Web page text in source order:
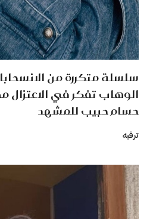
سلسلة متكررة من
الوهاب تفكر في الاعتزال
حسام حبيب للمشهد
ترفيه